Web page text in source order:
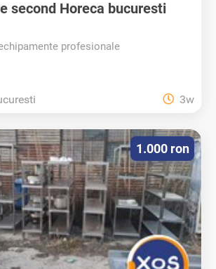
second Horeca bucuresti
profesionale
3w
1.000 ron